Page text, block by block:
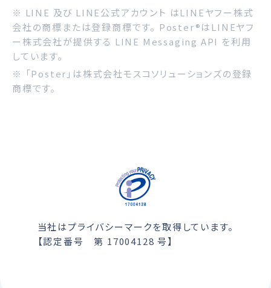
※ LINE 及び LINE公式アカウント はLINEヤフー株式
会社の商標または登録商標です。 Poster®はLINEヤフ
ー株式会社が提供する LINE Messaging API を利用
しています。
※ 「Poster」は株式会社モスコソリューションズの登録
商標です。
当社はプライバシーマークを取得しています。
【認定番号 第 17004128 号】